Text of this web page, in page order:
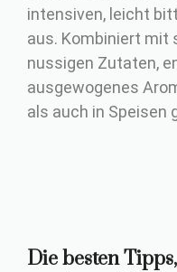
intensiven, leicht
aus. Kombiniert mit
nussigen Zutaten,
ausgewogenes
als auch in Speisen
Die besten